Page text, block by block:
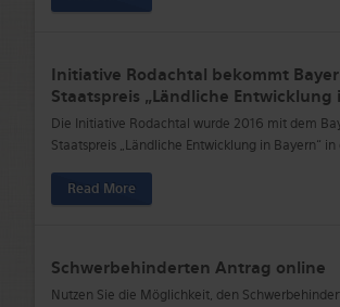
Initiative Rodachtal bekommt
Staatspreis „Ländliche Entwicklung
Die Initiative Rodachtal wurde 2016 mit dem
Staatspreis „Ländliche Entwicklung in Bayern“ in
Read More
Schwerbehinderten Antrag online
Nutzen Sie die Möglichkeit, den